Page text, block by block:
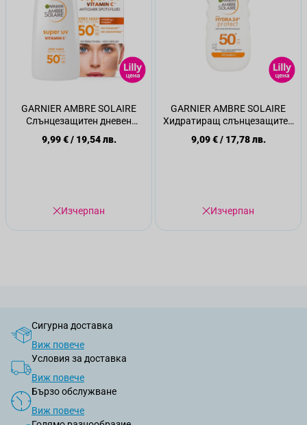
GARNIER AMBRE SOLAIRE
Слънцезащитен дневен
Вит. С* SPF50+, 40 мл
9,99 €/ 19,54 лв.
Изчерпан
GARNIER AMBRE SOLAIRE
Хидратиращ слънцезащитен
9,09 €/ 17,78 лв.
Изчерпан
Сигурна доставка
Виж повече
Условия за доставка
Виж повече
Бързо обслужване
Виж повече